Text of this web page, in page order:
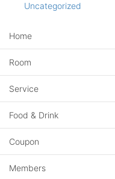
Uncategorized
Home
Room
Service
Food & Drink
Coupon
Members